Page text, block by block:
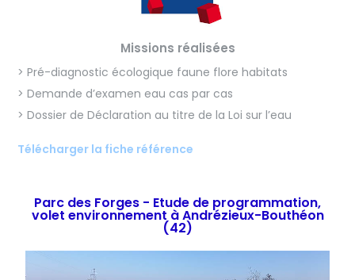
Missions réalisées
> Pré-diagnostic écologique faune flore habitats
> Demande d’examen eau cas par cas
> Dossier de Déclaration au titre de la Loi sur l’eau
Télécharger la fiche référence
Parc des Forges - Etude de programmation,
volet environnement à Andrézieux-Bouthéon
(42)